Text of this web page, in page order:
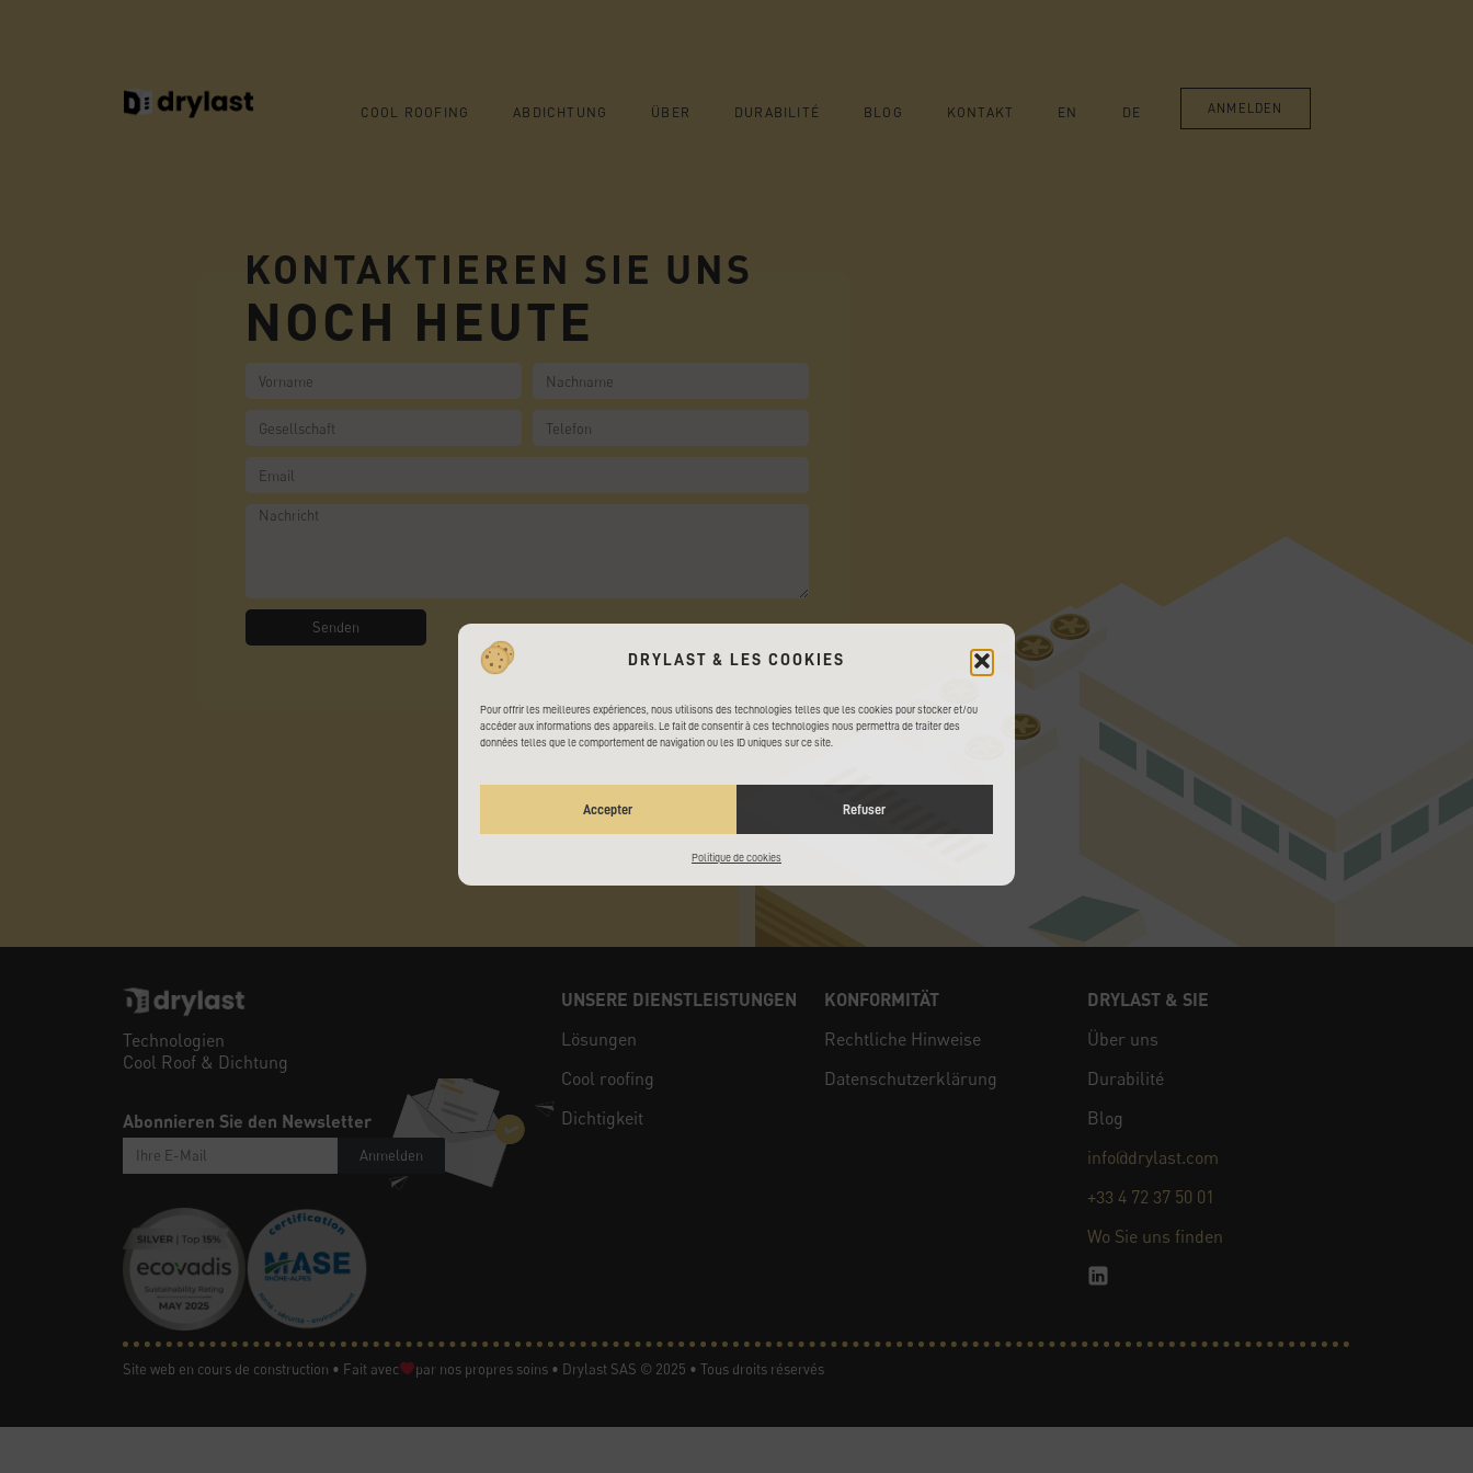
DRYLAST & LES COOKIES
Pour offrir les meilleures expériences, nous utilisons des technologies telles que les cookies pour stocker et/ou
accéder aux informations des appareils. Le fait de consentir à ces technologies nous permettra de traiter des
données telles que le comportement de navigation ou les ID uniques sur ce site.
Accepter Refuser
Politique de cookies
COOL ROOFING ABDICHTUNG ÜBER DURABILITÉ BLOG KONTAKT EN DE ANMELDEN
KONTAKTIEREN SIE UNS
NOCH HEUTE
Senden
Technologien
Cool Roof & Dichtung
Abonnieren Sie den Newsletter
Anmelden
UNSERE DIENSTLEISTUNGEN
Lösungen
Cool roofing
Dichtigkeit
KONFORMITÄT
Rechtliche Hinweise
Datenschutzerklärung
DRYLAST & SIE
Über uns
Durabilité
Blog
info@drylast.com
+33 4 72 37 50 01
Wo Sie uns finden
Site web en cours de construction • Fait avec par nos propres soins • Drylast SAS © 2025 • Tous droits réservés